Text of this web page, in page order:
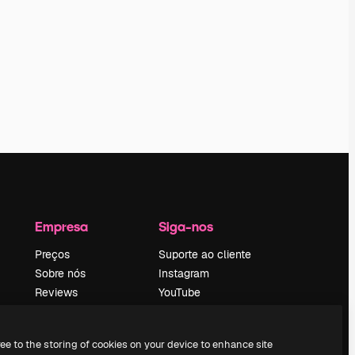
Empresa
Preços
Sobre nós
Reviews
pesquisa
Siga-nos
Suporte ao cliente
Instagram
YouTube
Discord
to the storing of cookies on your device to enhance site